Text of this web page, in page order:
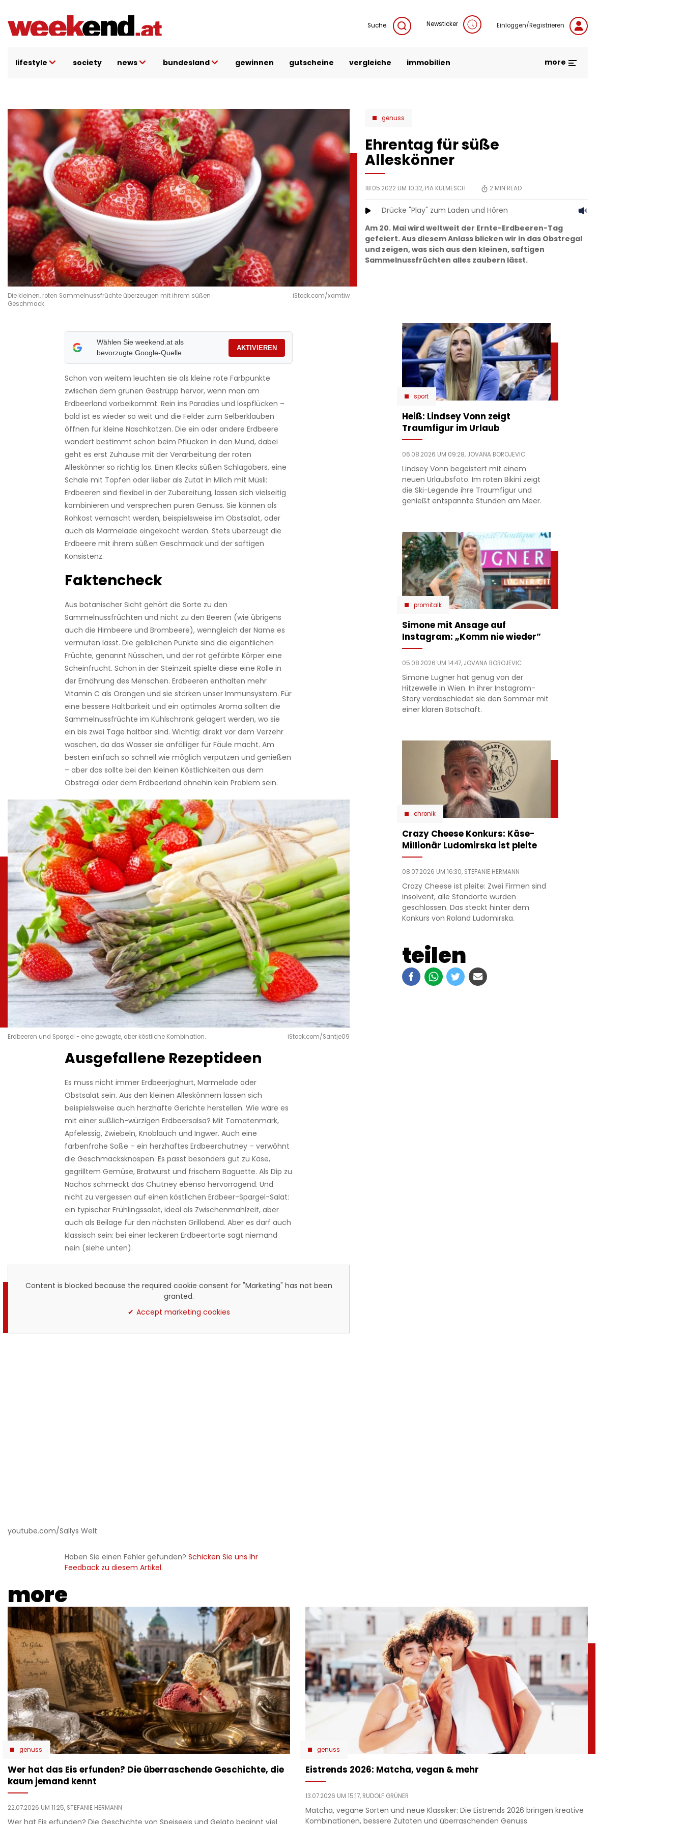
Inhalt
Suche Newsticker Einloggen/Registrieren
lifestyle society news bundesland gewinnen gutscheine vergleiche immobilien more
Die kleinen, roten Sammelnussfrüchte überzeugen mit ihrem süßen
Geschmack.
iStock.com/xamtiw
genuss
Ehrentag für süße
Alleskönner
18.05.2022 UM 10:32, PIA KULMESCH 2 MIN READ
Drücke "Play" zum Laden und Hören
Am 20. Mai wird weltweit der Ernte-Erdbeeren-Tag
gefeiert. Aus diesem Anlass blicken wir in das Obstregal
und zeigen, was sich aus den kleinen, saftigen
Sammelnussfrüchten alles zaubern lässt.
Wählen Sie weekend.at als
bevorzugte Google-Quelle
AKTIVIEREN
Schon von weitem leuchten sie als kleine rote Farbpunkte
zwischen dem grünen Gestrüpp hervor, wenn man am
Erdbeerland vorbeikommt. Rein ins Paradies und lospflücken –
bald ist es wieder so weit und die Felder zum Selberklauben
öffnen für kleine Naschkatzen. Die ein oder andere Erdbeere
wandert bestimmt schon beim Pflücken in den Mund, dabei
geht es erst Zuhause mit der Verarbeitung der roten
Alleskönner so richtig los. Einen Klecks süßen Schlagobers, eine
Schale mit Topfen oder lieber als Zutat in Milch mit Müsli:
Erdbeeren sind flexibel in der Zubereitung, lassen sich vielseitig
kombinieren und versprechen puren Genuss. Sie können als
Rohkost vernascht werden, beispielsweise im Obstsalat, oder
auch als Marmelade eingekocht werden. Stets überzeugt die
Erdbeere mit ihrem süßen Geschmack und der saftigen
Konsistenz.
Faktencheck
Aus botanischer Sicht gehört die Sorte zu den
Sammelnussfrüchten und nicht zu den Beeren (wie übrigens
auch die Himbeere und Brombeere), wenngleich der Name es
vermuten lässt. Die gelblichen Punkte sind die eigentlichen
Früchte, genannt Nüsschen, und der rot gefärbte Körper eine
Scheinfrucht. Schon in der Steinzeit spielte diese eine Rolle in
der Ernährung des Menschen. Erdbeeren enthalten mehr
Vitamin C als Orangen und sie stärken unser Immunsystem. Für
eine bessere Haltbarkeit und ein optimales Aroma sollten die
Sammelnussfrüchte im Kühlschrank gelagert werden, wo sie
ein bis zwei Tage haltbar sind. Wichtig: direkt vor dem Verzehr
waschen, da das Wasser sie anfälliger für Fäule macht. Am
besten einfach so schnell wie möglich verputzen und genießen
– aber das sollte bei den kleinen Köstlichkeiten aus dem
Obstregal oder dem Erdbeerland ohnehin kein Problem sein.
Erdbeeren und Spargel - eine gewagte, aber köstliche Kombination. iStock.com/Santje09
Ausgefallene Rezeptideen
Es muss nicht immer Erdbeerjoghurt, Marmelade oder
Obstsalat sein. Aus den kleinen Alleskönnern lassen sich
beispielsweise auch herzhafte Gerichte herstellen. Wie wäre es
mit einer süßlich-würzigen Erdbeersalsa? Mit Tomatenmark,
Apfelessig, Zwiebeln, Knoblauch und Ingwer. Auch eine
farbenfrohe Soße – ein herzhaftes Erdbeerchutney – verwöhnt
die Geschmacksknospen. Es passt besonders gut zu Käse,
gegrilltem Gemüse, Bratwurst und frischem Baguette. Als Dip zu
Nachos schmeckt das Chutney ebenso hervorragend. Und
nicht zu vergessen auf einen köstlichen Erdbeer-Spargel-Salat:
ein typischer Frühlingssalat, ideal als Zwischenmahlzeit, aber
auch als Beilage für den nächsten Grillabend. Aber es darf auch
klassisch sein: bei einer leckeren Erdbeertorte sagt niemand
nein (siehe unten).
Content is blocked because the required cookie consent for "Marketing" has not been
granted.
Accept marketing cookies
youtube.com/Sallys Welt
Haben Sie einen Fehler gefunden?Schicken Sie uns Ihr
Feedback zu diesem Artikel.
teilen
sport
Heiß: Lindsey Vonn zeigt
Traumfigur im Urlaub
06.08.2026 UM 09:28, JOVANA BOROJEVIC
Lindsey Vonn begeistert mit einem
neuen Urlaubsfoto. Im roten Bikini zeigt
die Ski-Legende ihre Traumfigur und
genießt entspannte Stunden am Meer.
promitalk
Simone mit Ansage auf
Instagram: „Komm nie wieder”
05.08.2026 UM 14:47, JOVANA BOROJEVIC
Simone Lugner hat genug von der
Hitzewelle in Wien. In ihrer Instagram-
Story verabschiedet sie den Sommer mit
einer klaren Botschaft.
chronik
Crazy Cheese Konkurs: Käse-
Millionär Ludomirska ist pleite
08.07.2026 UM 16:30, STEFANIE HERMANN
Crazy Cheese ist pleite: Zwei Firmen sind
insolvent, alle Standorte wurden
geschlossen. Das steckt hinter dem
Konkurs von Roland Ludomirska.
more
genuss
Wer hat das Eis erfunden? Die überraschende Geschichte, die
kaum jemand kennt
22.07.2026 UM 11:25, STEFANIE HERMANN
Wer hat Eis erfunden? Die Geschichte von Speiseeis und Gelato beginnt viel
genuss
Eistrends 2026: Matcha, vegan & mehr
13.07.2026 UM 15:17, RUDOLF GRÜNER
Matcha, vegane Sorten und neue Klassiker: Die Eistrends 2026 bringen kreative
Kombinationen, bessere Zutaten und überraschenden Genuss.